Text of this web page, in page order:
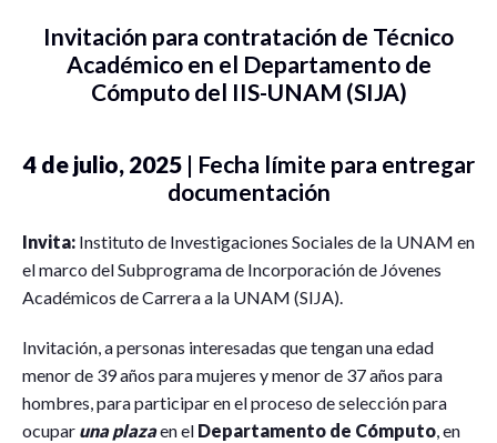
Invitación para contratación de Técnico
Académico en el Departamento de
Cómputo del IIS-UNAM (SIJA)
4 de julio, 2025| Fecha límite para entregar
documentación
Invita: Instituto de Investigaciones Sociales de la UNAM en
el marco del Subprograma de Incorporación de Jóvenes
Académicos de Carrera a la UNAM (SIJA).
Invitación, a personas interesadas que tengan una edad
menor de 39 años para mujeres y menor de 37 años para
hombres, para participar en el proceso de selección para
ocupar una plazaen el Departamento de Cómputo, en